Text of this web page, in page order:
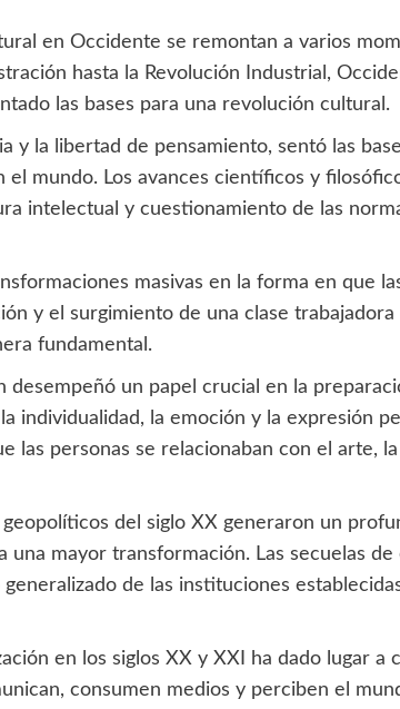
en Occidente se remontan a varios
hasta la Revolución Industrial,
las bases para una revolución cultural.
y la libertad de pensamiento, sentó las
mundo. Los avances científicos y
intelectual y cuestionamiento de las
masivas en la forma en que
y el surgimiento de una clase trabajadora
fundamental.
un papel crucial en la
individualidad, la emoción y la expresión
las personas se relacionaban con el arte, la
del siglo XX generaron un
mayor transformación. Las secuelas de
de las instituciones
en los siglos XX y XXI ha dado lugar a
consumen medios y perciben el